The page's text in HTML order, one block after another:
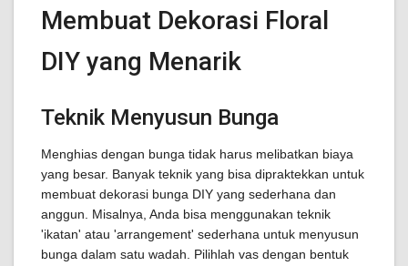
Membuat Dekorasi Floral
DIY yang Menarik
Teknik Menyusun Bunga
Menghias dengan bunga tidak harus melibatkan biaya
yang besar. Banyak teknik yang bisa dipraktekkan untuk
membuat dekorasi bunga DIY yang sederhana dan
anggun. Misalnya, Anda bisa menggunakan teknik
'ikatan' atau 'arrangement' sederhana untuk menyusun
bunga dalam satu wadah. Pilihlah vas dengan bentuk